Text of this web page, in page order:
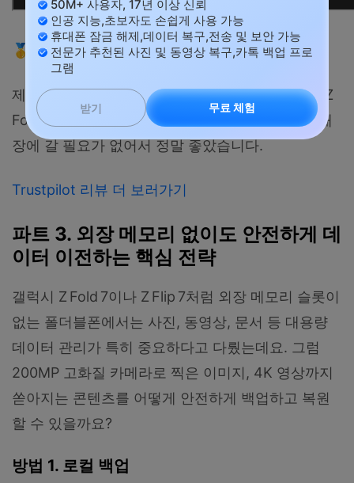
🥇Dr.Fone사용자 리뷰
제 삼성 Z Fold 5가 잠금 해제되었습니다. 제 삼성 Z
Fold 5는 원격으로 완벽하게 잠금 해제되었는데, 매
장에 갈 필요가 없어서 정말 좋았습니다.
Trustpilot 리뷰 더 보러가기
파트 3. 외장 메모리 없이도 안전하게 데
이터 이전하는 핵심 전략
갤럭시 Z Fold 7이나 Z Flip 7처럼 외장 메모리 슬롯이
없는 폴더블폰에서는 사진, 동영상, 문서 등 대용량
데이터 관리가 특히 중요하다고 다뤘는데요. 그럼
200MP 고화질 카메라로 찍은 이미지, 4K 영상까지
쏟아지는 콘텐츠를 어떻게 안전하게 백업하고 복원
할 수 있을까요?
방법 1. 로컬 백업
50M+ 사용자, 17년 이상 신뢰
인공 지능,초보자도 손쉽게 사용 가능
휴대폰 잠금 해제,데이터 복구,전송 및 보안 가능
전문가 추천된 사진 및 동영상 복구,카톡 백업 프로
그램
받기 무료 체험